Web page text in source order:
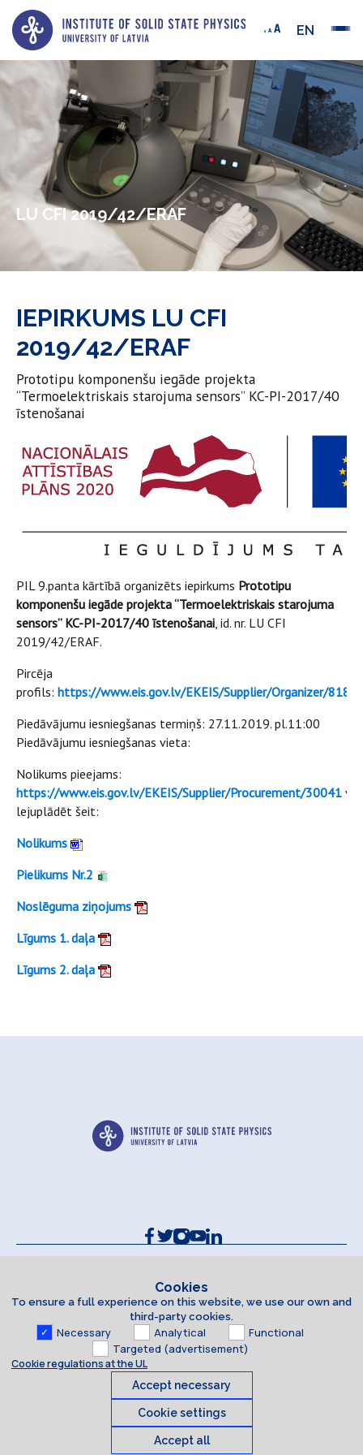
EN
LU CFI 2019/42/ERAF
IEPIRKUMS LU CFI
2019/42/ERAF
Prototipu komponenšu iegāde projekta
“Termoelektriskais starojuma sensors” KC-PI-2017/40
īstenošanai
PIL 9.panta kārtībā organizēts iepirkums Prototipu
komponenšu iegāde projekta “Termoelektriskais starojuma
sensors” KC-PI-2017/40 īstenošanai, id. nr. LU CFI
2019/42/ERAF.
Pircēja
profils: https://www.eis.gov.lv/EKEIS/Supplier/Organizer/818
Piedāvājumu iesniegšanas termiņš: 27.11.2019. pl.11:00
Piedāvājumu iesniegšanas vieta:
Nolikums pieejams:
https://www.eis.gov.lv/EKEIS/Supplier/Procurement/30041 vai
lejuplādēt šeit:
Nolikums
Pielikums Nr.2
Noslēguma ziņojums
Līgums 1. daļa
Līgums 2. daļa
Contacts and Requisites
Accessibility Statement
Cookies
To ensure a full experience on this website, we use our own and
third-party cookies.
Necessary Analytical
Functional
Targeted (advertisement)
Cookie regulations at the UL
Accept necessary
Cookie settings
Accept all